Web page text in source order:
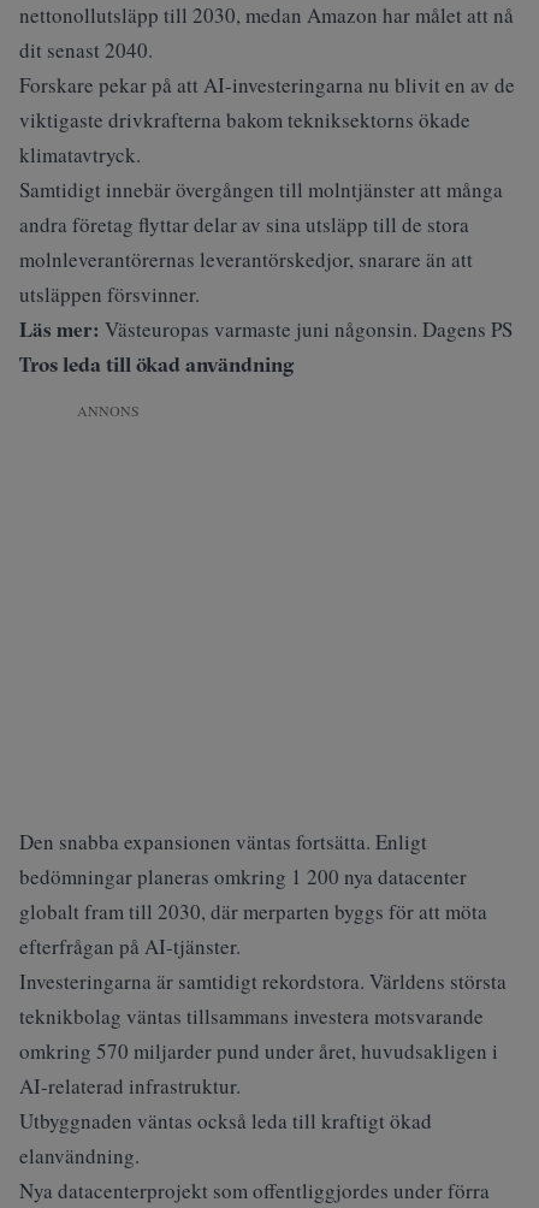
nettonollutsläpp till 2030, medan Amazon har målet att nå
dit senast 2040.
Forskare pekar på att AI-investeringarna nu blivit en av de
viktigaste drivkrafterna bakom tekniksektorns ökade
klimatavtryck.
Samtidigt innebär övergången till molntjänster att många
andra företag flyttar delar av sina utsläpp till de stora
molnleverantörernas leverantörskedjor, snarare än att
utsläppen försvinner.
Läs mer: Västeuropas varmaste juni någonsin. Dagens PS
Tros leda till ökad användning
ANNONS
Den snabba expansionen väntas fortsätta. Enligt
bedömningar planeras omkring 1 200 nya datacenter
globalt fram till 2030, där merparten byggs för att möta
efterfrågan på AI-tjänster.
Investeringarna är samtidigt rekordstora. Världens största
teknikbolag väntas tillsammans investera motsvarande
omkring 570 miljarder pund under året, huvudsakligen i
AI-relaterad infrastruktur.
Utbyggnaden väntas också leda till kraftigt ökad
elanvändning.
Nya datacenterprojekt som offentliggjordes under förra